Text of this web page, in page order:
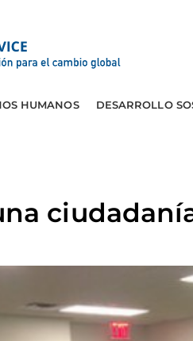
HUMANOS DESARROLLO